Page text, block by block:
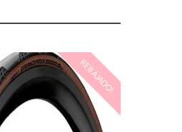
REBAJADO!